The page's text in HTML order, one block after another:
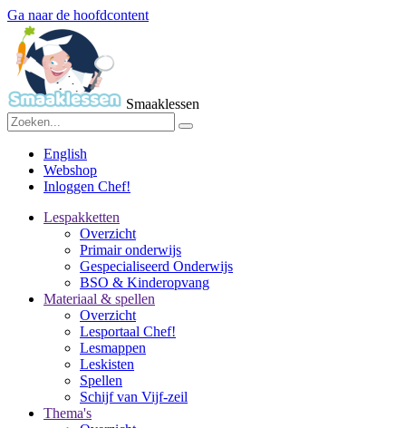
Ga naar de hoofdcontent
Smaaklessen
English
Webshop
Inloggen Chef!
Lespakketten
Overzicht
Primair onderwijs
Gespecialiseerd Onderwijs
BSO & Kinderopvang
Materiaal & spellen
Overzicht
Lesportaal Chef!
Lesmappen
Leskisten
Spellen
Schijf van Vijf-zeil
Thema's